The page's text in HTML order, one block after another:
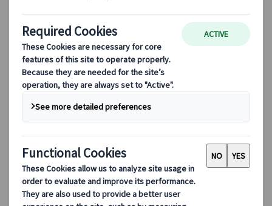
Säsongsbaserade resetips
Höjdpunkter på resmålet
Kulturella insikter
Kulinariska äventyr
Utforska Japan med tåg
Vanliga frågor och svar
Viktig information
Etikett i Japan
Körning i Japan
Boka med oss
Japan Rail Pass
Boende
Reserådgivning online
Japanspecialist
Destinationer
Alla Resmål
Onomichi